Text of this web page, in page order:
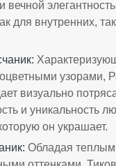
вечной
для внутренних,
:
узорами,
визуально
и уникальность
он украшает.
: Обладая